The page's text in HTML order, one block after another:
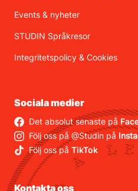
Events & nyheter
STUDIN Språkresor
Integritetspolicy & Cookies
Sociala medier
Det absolut senaste på
Följ oss på @Studin på
Följ oss på TikTok
Kontakta oss